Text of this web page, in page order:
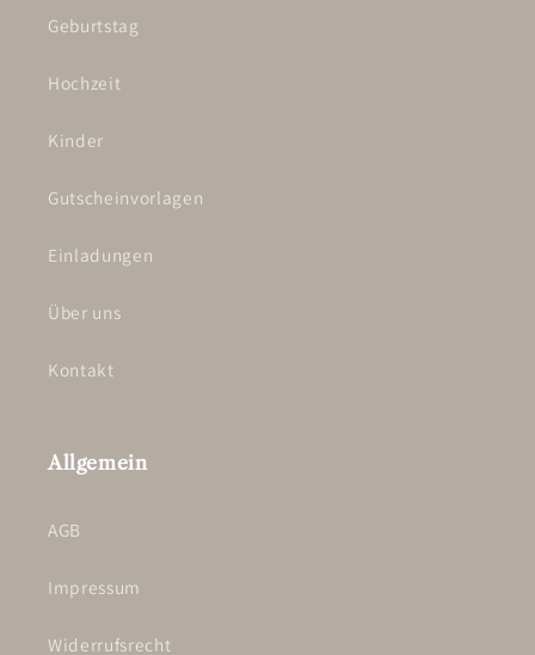
Geburtstag
Hochzeit
Kinder
Gutscheinvorlagen
Einladungen
Über uns
Kontakt
Allgemein
AGB
Impressum
Widerrufsrecht